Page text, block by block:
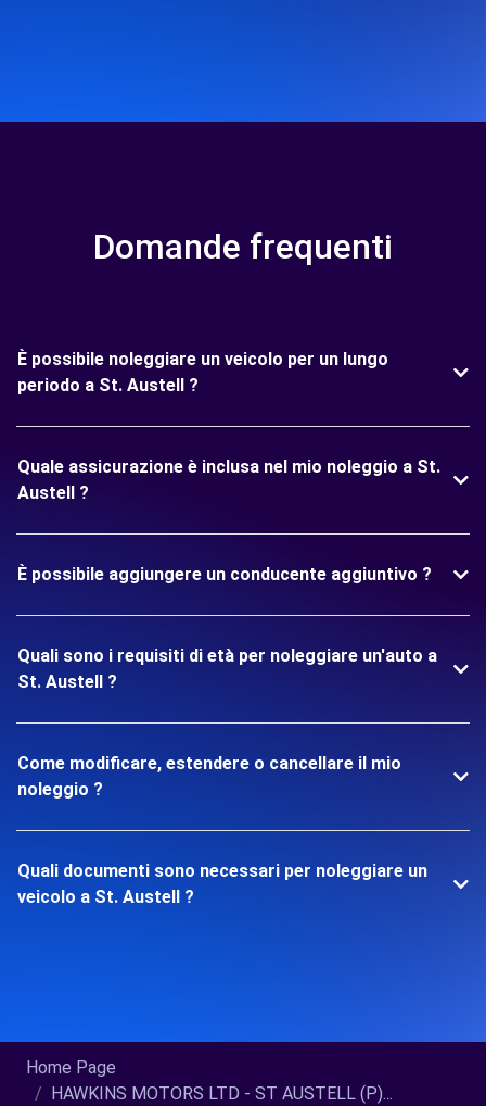
Domande frequenti
È possibile noleggiare un veicolo per un lungo
periodo a St. Austell ?
Quale assicurazione è inclusa nel mio noleggio a St.
Austell ?
È possibile aggiungere un conducente aggiuntivo ?
Quali sono i requisiti di età per noleggiare un'auto a
St. Austell ?
Come modificare, estendere o cancellare il mio
noleggio ?
Quali documenti sono necessari per noleggiare un
veicolo a St. Austell ?
Home Page
HAWKINS MOTORS LTD - ST AUSTELL (P)...